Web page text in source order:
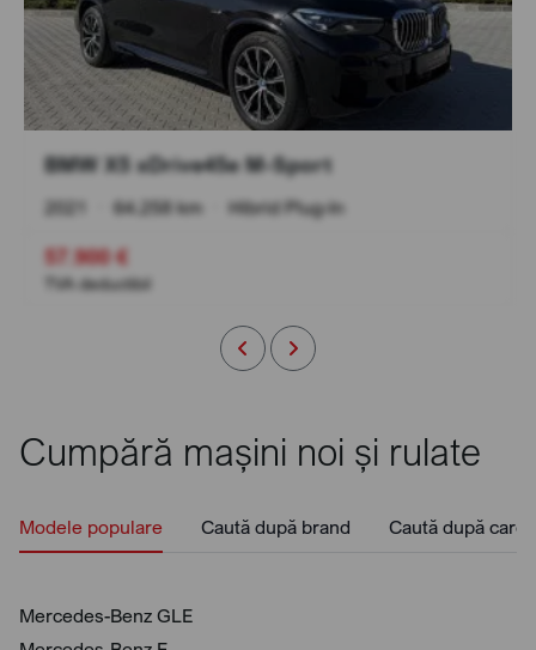
BMW X5 xDrive45e M-Sport
2021 64.258 km Hibrid Plug-In
57.900 €
TVA deductibil
Cumpără mașini noi și rulate
Modele populare Caută după brand Caută după
Mercedes-Benz GLE